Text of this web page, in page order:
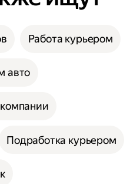
Работа курьером
авто
Подработка курьером